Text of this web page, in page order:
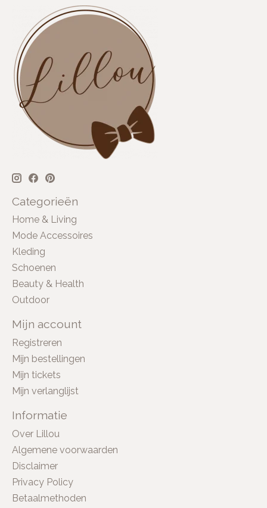
Categorieën
Home & Living
Mode Accessoires
Kleding
Schoenen
Beauty & Health
Outdoor
Mijn account
Registreren
Mijn bestellingen
Mijn tickets
Mijn verlanglijst
Informatie
Over Lillou
Algemene voorwaarden
Disclaimer
Privacy Policy
Betaalmethoden